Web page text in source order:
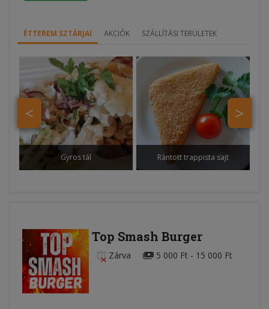
ÉTTEREM SZTÁRJAI AKCIÓK SZÁLLÍTÁSI TERÜLETEK
>
<
Gyros tál Rántott trappista sajt
Top Smash Burger
Zárva 5 000 Ft - 15 000 Ft